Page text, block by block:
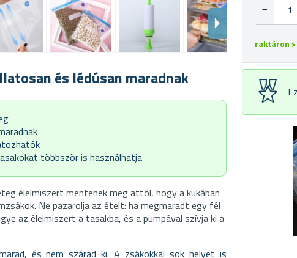
raktáron
és lédúsan maradnak
többször is használhatja
élelmiszert mentenek meg attól, hogy a kukában
Ne pazarolja az ételt: ha megmaradt egy fél
az élelmiszert a tasakba, és a pumpával szívja ki a
és nem szárad ki. A zsákokkal sok helyet is